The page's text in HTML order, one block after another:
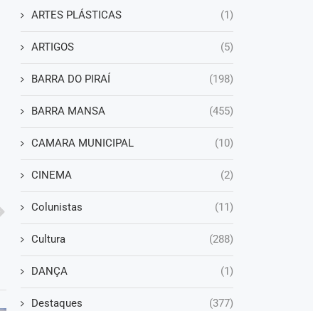
ARTES PLÁSTICAS (1)
ARTIGOS (5)
BARRA DO PIRAÍ (198)
BARRA MANSA (455)
CAMARA MUNICIPAL (10)
CINEMA (2)
Colunistas (11)
Cultura (288)
DANÇA (1)
Destaques (377)